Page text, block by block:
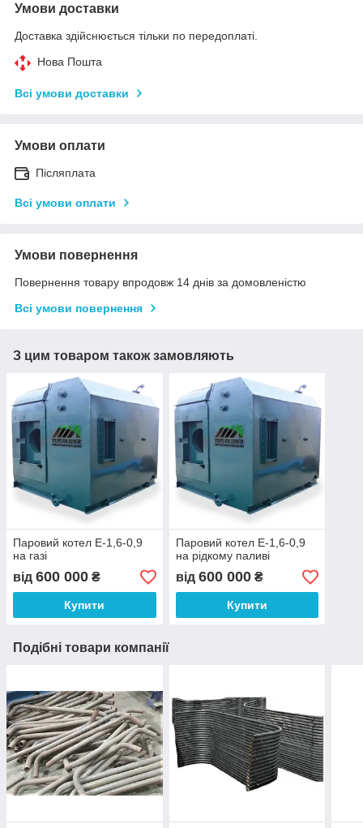
Умови доставки
Доставка здійснюється тільки по передоплаті.
Нова Пошта
Всі умови доставки
Умови оплати
Післяплата
Всі умови оплати
Умови повернення
Повернення товару впродовж 14 днів за домовленістю
Всі умови повернення
З цим товаром також замовляють
Паровий котел Е-1,6-0,9
на газі
від 600 000 ₴
Купити
Паровий котел Е-1,6-0,9
на рідкому паливі
від 600 000₴
Купити
Подібні товари компанії